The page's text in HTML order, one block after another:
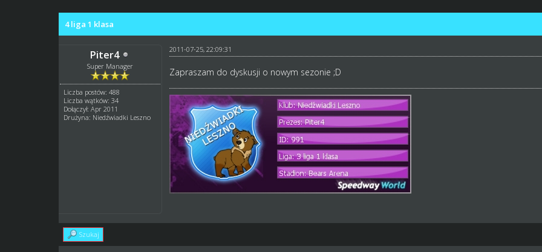
4 liga 1 klasa
Piter4
Super Manager
Liczba postów: 488
Liczba wątków: 34
Dołączył: Apr 2011
Drużyna: Niedźwiadki Leszno
2011-07-25, 22:09:31
Zapraszam do dyskusji o nowym sezonie ;D
Szukaj